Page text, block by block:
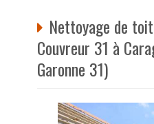
Nettoyage de
Couvreur 31 à
Garonne 31)